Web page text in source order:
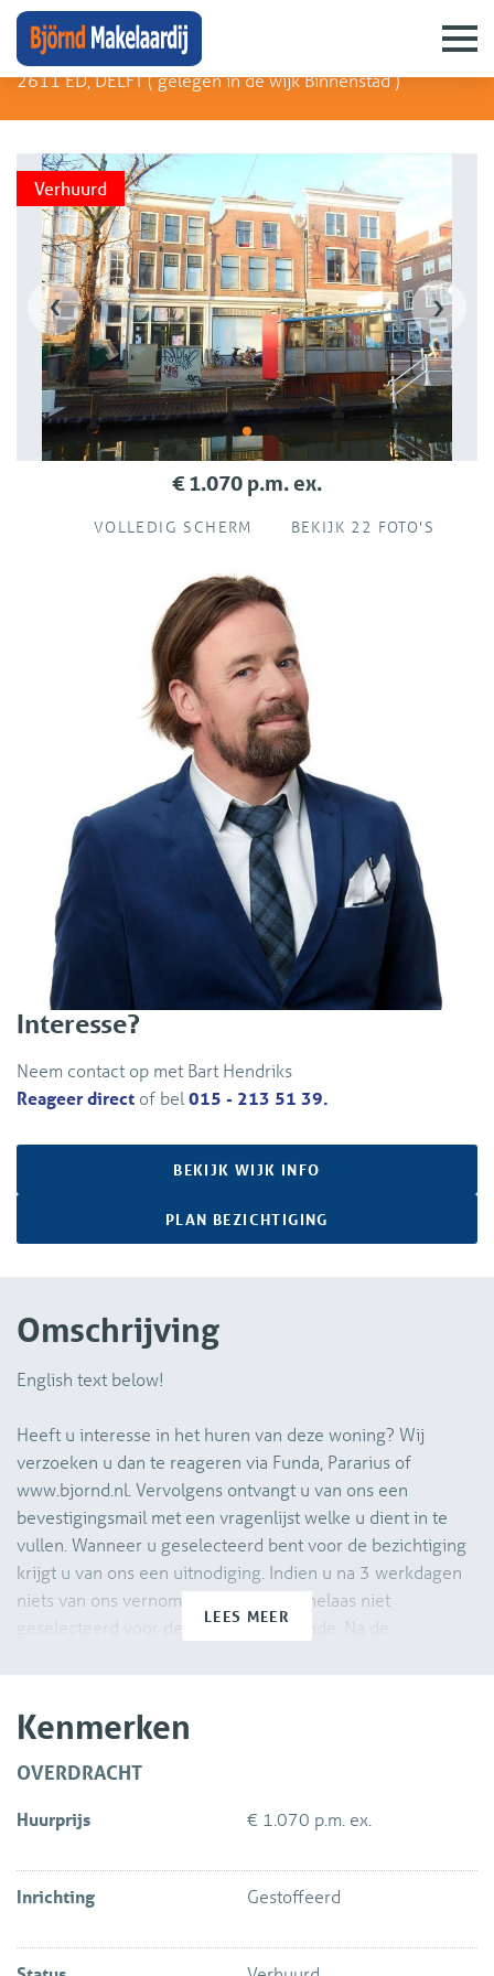
Koornmarkt 109
2611 ED, DELFT (gelegen in de wijk Binnenstad)
Verhuurd
‹ ›
€ 1.070 p.m. ex.
VOLLEDIG SCHERM BEKIJK 22 FOTO'S
Interesse?
Neem contact op met Bart Hendriks
Reageer direct of bel 015 - 213 51 39.
BEKIJK WIJK INFO
PLAN BEZICHTIGING
Omschrijving
English text below!
Heeft u interesse in het huren van deze woning? Wij
verzoeken u dan te reageren via Funda, Pararius of
www.bjornd.nl. Vervolgens ontvangt u van ons een
bevestigingsmail met een vragenlijst welke u dient in te
vullen. Wanneer u geselecteerd bent voor de bezichtiging
krijgt u van ons een uitnodiging. Indien u na 3 werkdagen
niets van ons vernomen heeft bent u helaas niet
geselecteerd voor de bezichtigingsronde. Na de
weten of u daadwerkelijk interesse heeft om de woning te
huren. Wij zullen uw verzoek aan de verhuurder
voorleggen.
grachtenpand aan een van de mooiste grachten in de
en fraai uitzicht op de gracht. Gelegen op 2e verdieping
van een monumentaal pand. Huur is € 1.070,= per maand
LEES MEER
Kenmerken
OVERDRACHT
Huurprijs € 1.070 p.m. ex.
Inrichting Gestoffeerd